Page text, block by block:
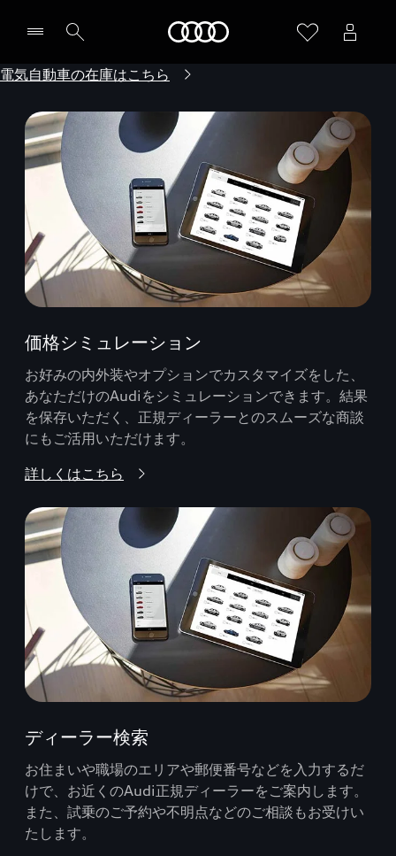
電気自動車の在庫はこちら
価格シミュレーション
お好みの内外装やオプションでカスタマイズをした、
あなただけのAudiをシミュレーションできます。結果
を保存いただく、正規ディーラーとのスムーズな商談
にもご活用いただけます。
詳しくはこちら
ディーラー検索
お住まいや職場のエリアや郵便番号などを入力するだ
けで、お近くのAudi正規ディーラーをご案内します。
また、試乗のご予約や不明点などのご相談もお受けい
たします。